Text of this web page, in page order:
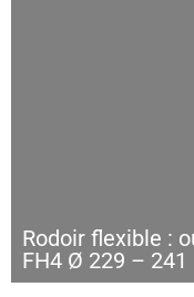
Rodoir flexible :
FH4 Ø 229 –